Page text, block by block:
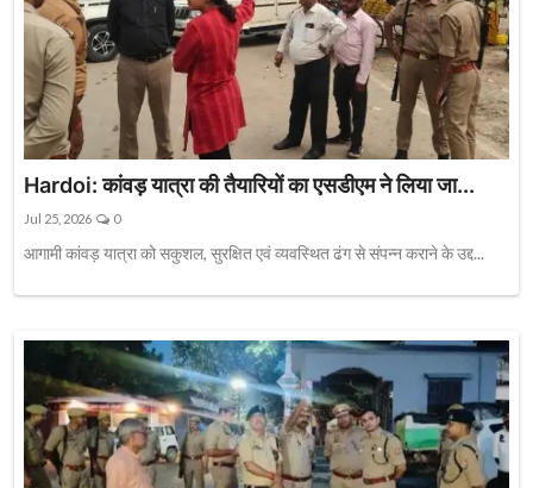
Hardoi: कांवड़ यात्रा की तैयारियों का एसडीएम ने लिया जा...
Jul 25, 2026 0
आगामी कांवड़ यात्रा को सकुशल, सुरक्षित एवं व्यवस्थित ढंग से संपन्न कराने के उद्द...